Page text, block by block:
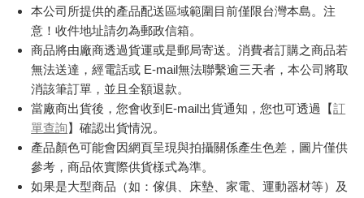
本公司所提供的產品配送區域範圍目前僅限台灣本島。注
意！收件地址請勿為郵政信箱。
商品將由廠商透過貨運或是郵局寄送。消費者訂購之商品若
無法送達，經電話或 E-mail無法聯繫逾三天者，本公司將取
消該筆訂單，並且全額退款。
當廠商出貨後，您會收到E-mail出貨通知，您也可透過【訂
單查詢】確認出貨情況。
產品顏色可能會因網頁呈現與拍攝關係產生色差，圖片僅供
參考，商品依實際供貨樣式為準。
如果是大型商品（如：傢俱、床墊、家電、運動器材等）及